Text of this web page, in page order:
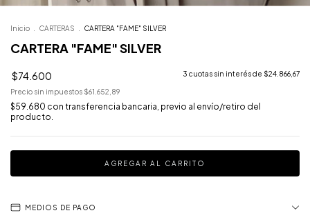
Inicio . CARTERAS . CARTERA "FAME" SILVER
CARTERA "FAME" SILVER
$74.600 3 cuotas sin interés de $24.866,67
Precio sin impuestos $61.652,89
$59.680 con transferencia bancaria, previo al envío/retiro del
producto.
MEDIOS DE PAGO